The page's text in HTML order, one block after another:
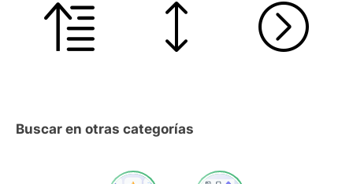
Buscar en otras categorías